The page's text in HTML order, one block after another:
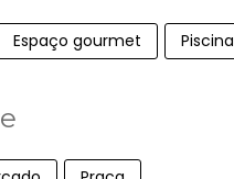
Espaço gourmet Piscina